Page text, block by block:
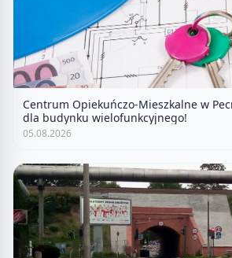
Centrum Opiekuńczo-Mieszkalne w
dla budynku wielofunkcyjnego!
05.08.2026